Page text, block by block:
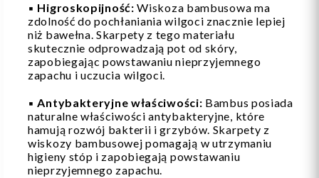
▪️ Higroskopijność:Wiskoza bambusowa ma
zdolność do pochłaniania wilgoci znacznie lepiej
niż bawełna. Skarpety z tego materiału
skutecznie odprowadzają pot od skóry,
zapobiegając powstawaniu nieprzyjemnego
zapachu i uczucia wilgoci.
▪️ Antybakteryjne właściwości: Bambus posiada
naturalne właściwości antybakteryjne, które
hamują rozwój bakterii i grzybów. Skarpety z
wiskozy bambusowej pomagają w utrzymaniu
higieny stóp i zapobiegają powstawaniu
nieprzyjemnego zapachu.